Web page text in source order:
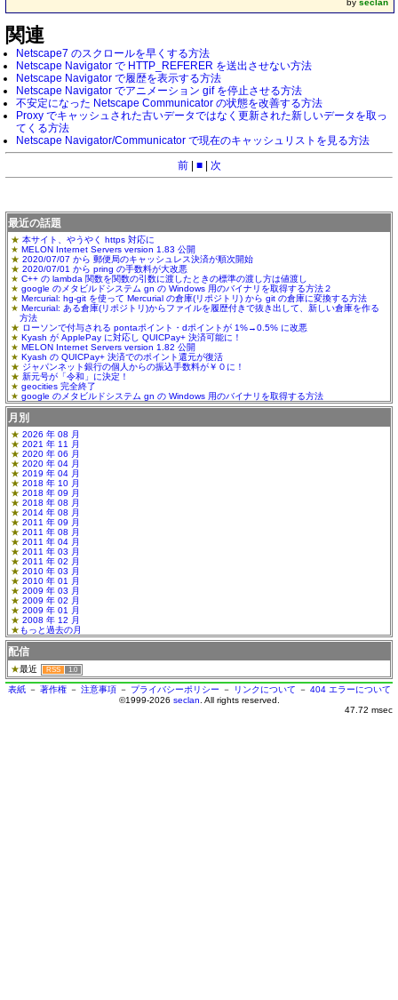
by seclan
関連
Netscape7 のスクロールを早くする方法
Netscape Navigator で HTTP_REFERER を送出させない方法
Netscape Navigator で履歴を表示する方法
Netscape Navigator でアニメーション gif を停止させる方法
不安定になった Netscape Communicator の状態を改善する方法
Proxy でキャッシュされた古いデータではなく更新された新しいデータを取っ
てくる方法
Netscape Navigator/Communicator で現在のキャッシュリストを見る方法
前| ■| 次
最近の話題
本サイト、やうやく https 対応に
MELON Internet Servers version 1.83 公開
2020/07/07 から 郵便局のキャッシュレス決済が順次開始
2020/07/01 から pring の手数料が大改悪
C++ の lambda 関数を関数の引数に渡したときの標準の渡し方は値渡し
google のメタビルドシステム gn の Windows 用のバイナリを取得する方法２
Mercurial: hg-git を使って Mercurial の倉庫(リポジトリ) から git の倉庫に変換する方法
Mercurial: ある倉庫(リポジトリ)からファイルを履歴付きで抜き出して、新しい倉庫を作る
方法
ローソンで付与される pontaポイント・dポイントが 1%→0.5% に改悪
Kyash が ApplePay に対応し QUICPay+ 決済可能に！
MELON Internet Servers version 1.82 公開
Kyash の QUICPay+ 決済でのポイント還元が復活
ジャパンネット銀行の個人からの振込手数料が￥０に！
新元号が「令和」に決定！
geocities 完全終了
google のメタビルドシステム gn の Windows 用のバイナリを取得する方法
月別
2026 年 08 月
2021 年 11 月
2020 年 06 月
2020 年 04 月
2019 年 04 月
2018 年 10 月
2018 年 09 月
2018 年 08 月
2014 年 08 月
2011 年 09 月
2011 年 08 月
2011 年 04 月
2011 年 03 月
2011 年 02 月
2010 年 03 月
2010 年 01 月
2009 年 03 月
2009 年 02 月
2009 年 01 月
2008 年 12 月
もっと過去の月
配信
最近 RSS 1.0
表紙 － 著作権 － 注意事項 － プライバシーポリシー － リンクについて － 404 エラーについて
©1999-2026 seclan . All rights reserved.
47.72 msec